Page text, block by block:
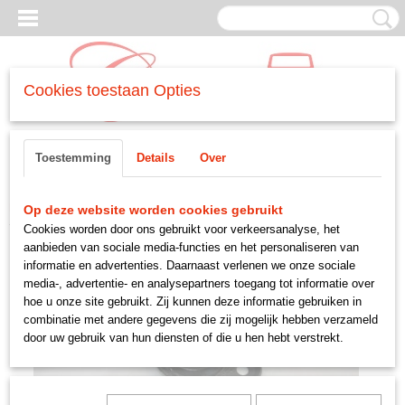
Inloggen Registreren
Home>WIELEN EN OPHANGING >-voor> subframe rubber
Cookies toestaan Opties
Toestemming Details Over
Op deze website worden cookies gebruikt
Cookies worden door ons gebruikt voor verkeersanalyse, het
aanbieden van sociale media-functies en het personaliseren van
informatie en advertenties. Daarnaast verlenen we onze sociale
media-, advertentie- en analysepartners toegang tot informatie over
hoe u onze site gebruikt. Zij kunnen deze informatie gebruiken in
combinatie met andere gegevens die zij mogelijk hebben verzameld
door uw gebruik van hun diensten of die u hen hebt verstrekt.